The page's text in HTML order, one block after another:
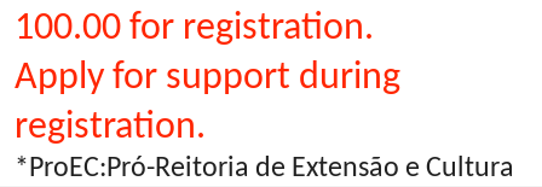
100.00 for registration.
Apply for support during
registration.
*ProEC:Pró-Reitoria de Extensão e Cultura